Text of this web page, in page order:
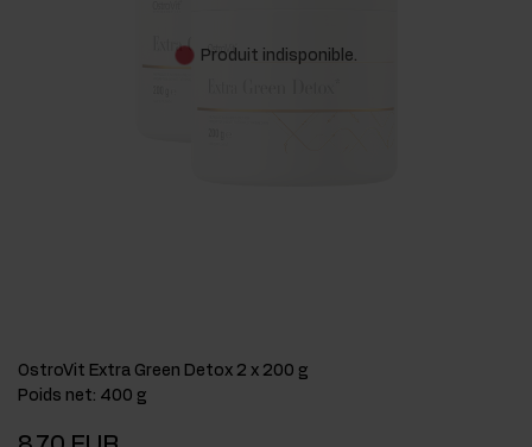
Produit indisponible.
OstroVit Extra Green Detox 2 x 200 g
Poids net: 400 g